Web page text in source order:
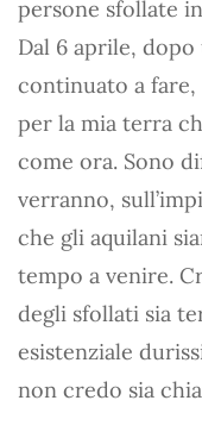
persone sfollate
Dal 6 aprile, dopo
continuato a fare,
per la mia terra
come ora. Sono
verranno,
che gli aquilani
tempo a venire.
degli sfollati sia
esistenziale
non credo sia